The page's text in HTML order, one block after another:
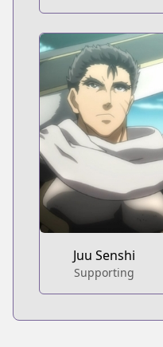
Juu Senshi
Supporting